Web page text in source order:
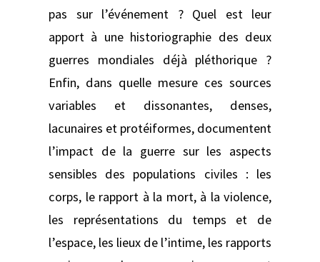
pas sur l’événement ? Quel est leur
apport à une historiographie des deux
guerres mondiales déjà pléthorique ?
Enfin, dans quelle mesure ces sources
variables et dissonantes, denses,
lacunaires et protéiformes, documentent
l’impact de la guerre sur les aspects
sensibles des populations civiles : les
corps, le rapport à la mort, à la violence,
les représentations du temps et de
l’espace, les lieux de l’intime, les rapports